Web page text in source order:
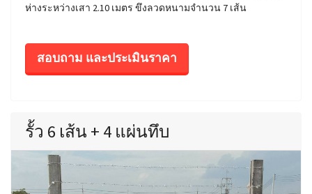
ห่างระหว่างเสา 2.10 เมตร ขึงลวดหนามจำนวน 7 เส้น
สอบถาม และประเมินราคา
รั้ว 6 เส้น + 4 แผ่นทึบ